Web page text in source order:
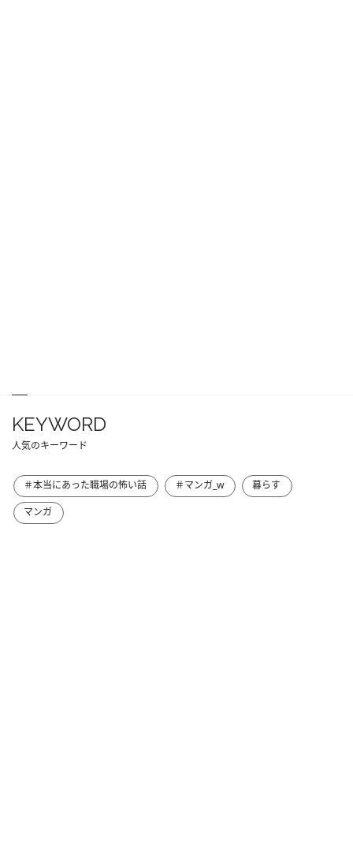
KEYWORD
人気のキーワード
＃本当にあった職場の怖い話 ＃マンガ_w
暮らす
マンガ